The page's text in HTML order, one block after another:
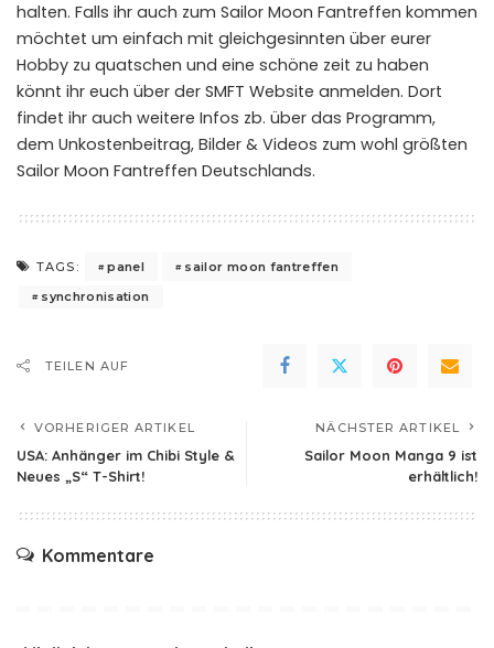
halten. Falls ihr auch zum Sailor Moon Fantreffen kommen
möchtet um einfach mit gleichgesinnten über eurer
Hobby zu quatschen und eine schöne zeit zu haben
könnt ihr euch über der SMFT Website anmelden. Dort
findet ihr auch weitere Infos zb. über das Programm,
dem Unkostenbeitrag, Bilder & Videos zum wohl größten
Sailor Moon Fantreffen Deutschlands.
TAGS: panel
sailor moon fantreffen
synchronisation
TEILEN AUF
VORHERIGER ARTIKEL
USA: Anhänger im Chibi Style &
Neues „S“ T-Shirt!
NÄCHSTER ARTIKEL
Sailor Moon Manga 9 ist
erhältlich!
Kommentare